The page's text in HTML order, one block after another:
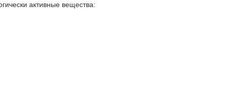
активные вещества: